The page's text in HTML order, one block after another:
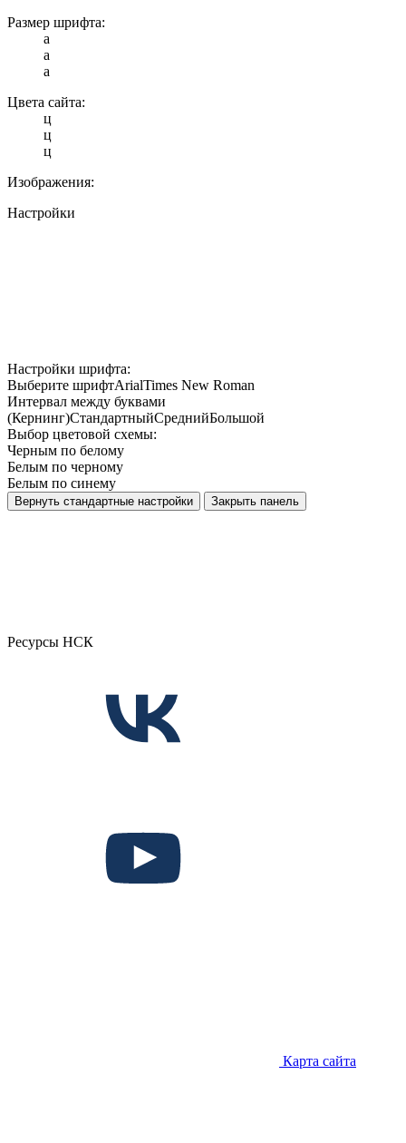
Размер шрифта:
a
a
a
Цвета сайта:
ц
ц
ц
Изображения:
Настройки
Настройки шрифта:
Выберите шрифтArialTimes New Roman
Интервал между буквами
(Кернинг)СтандартныйСреднийБольшой
Выбор цветовой схемы:
Черным по белому
Белым по черному
Белым по синему
Вернуть стандартные настройки Закрыть панель
Ресурсы НСК
Карта сайта